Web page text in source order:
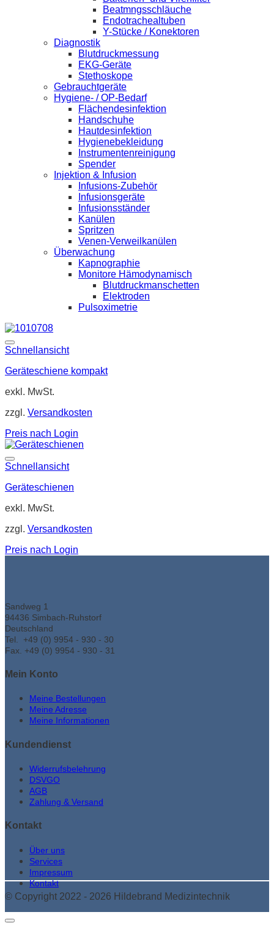
Beatmngsschläuche
Endotrachealtuben
Y-Stücke / Konektoren
Diagnostik
Blutdruckmessung
EKG-Geräte
Stethoskope
Gebrauchtgeräte
Hygiene- / OP-Bedarf
Flächendesinfektion
Handschuhe
Hautdesinfektion
Hygienebekleidung
Instrumentenreinigung
Spender
Injektion & Infusion
Infusions-Zubehör
Infusionsgeräte
Infusionsständer
Kanülen
Spritzen
Venen-Verweilkanülen
Überwachung
Kapnographie
Monitore Hämodynamisch
Blutdruckmanschetten
Elektroden
Pulsoximetrie
Schnellansicht
Geräteschiene kompakt
exkl. MwSt.
zzgl. Versandkosten
Preis nach Login
Schnellansicht
Geräteschienen
exkl. MwSt.
zzgl. Versandkosten
Preis nach Login
Sandweg 1
94436 Simbach-Ruhstorf
Deutschland
Tel. +49 (0) 9954 - 930 - 30
Fax. +49 (0) 9954 - 930 - 31
Mein Konto
Meine Bestellungen
Meine Adresse
Meine Informationen
Kundendienst
Widerrufsbelehrung
DSVGO
AGB
Zahlung & Versand
Kontakt
Über uns
Services
Impressum
Kontakt
© Copyright 2022 - 2026 Hildebrand Medizintechnik